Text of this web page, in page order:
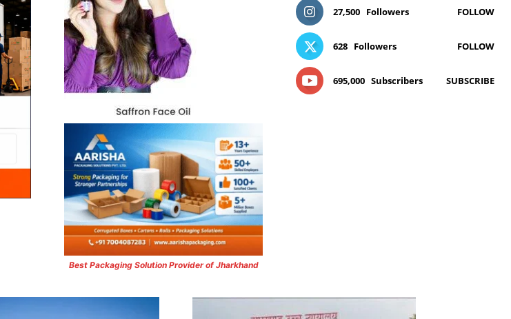
Best Packaging Solution Provider of Jharkhand
27,500 Followers FOLLOW
628 Followers FOLLOW
695,000 Subscribers SUBSCRIBE